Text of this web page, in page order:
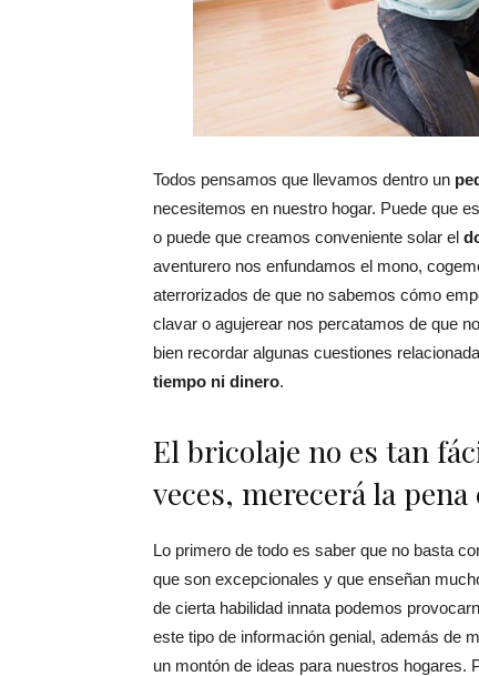
Todos pensamos que llevamos dentro un
necesitemos en nuestro hogar. Puede que
o puede que creamos conveniente solar el
aventurero nos enfundamos el mono,
aterrorizados de que no sabemos cómo
clavar o agujerear nos percatamos de que
bien recordar algunas cuestiones
tiempo ni dinero.
El bricolaje no es tan
veces, merecerá la
Lo primero de todo es saber que no basta
que son excepcionales y que enseñan
de cierta habilidad innata podemos
este tipo de información genial, además de
un montón de ideas para nuestros